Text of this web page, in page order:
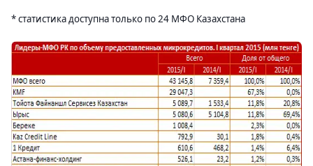
* статистика доступна только по 24 МФО Казахстана